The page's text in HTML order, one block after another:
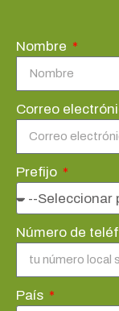
Nombre
Correo
Prefijo
Número de
País